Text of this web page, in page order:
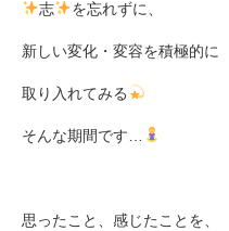
志 を忘れずに、
新しい変化・変容を積極的に
取り入れてみる
そんな期間です…
思ったこと、感じたことを、